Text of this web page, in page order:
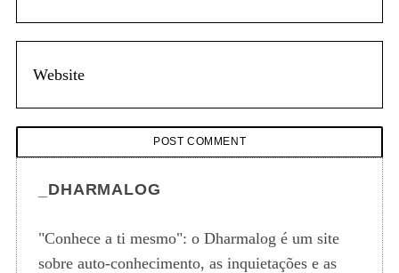
_DHARMALOG
"Conhece a ti mesmo": o Dharmalog é um site
sobre auto-conhecimento, as inquietações e as